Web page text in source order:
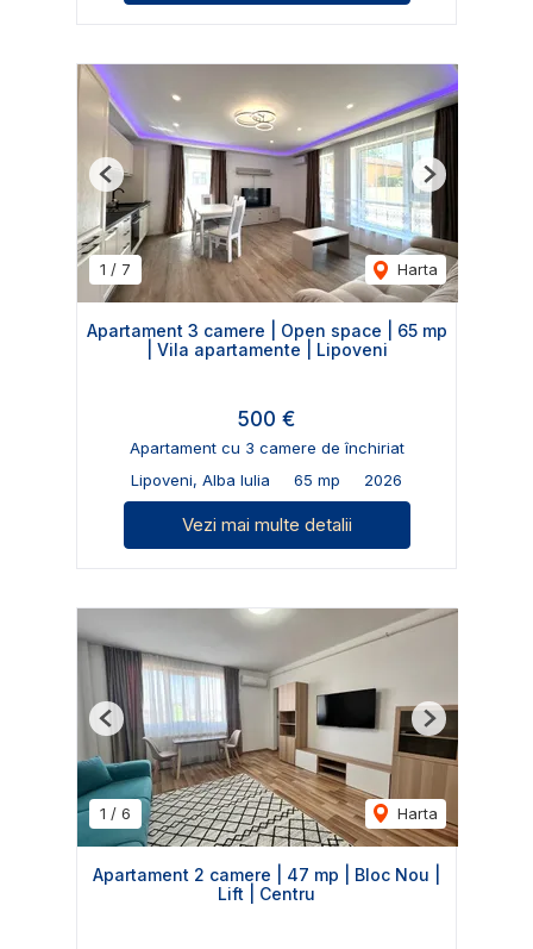
1 / 7 Harta
Previous Next
Apartament 3 camere | Open space | 65 mp
| Vila apartamente | Lipoveni
500 €
Apartament cu 3 camere de închiriat
Lipoveni, Alba Iulia
65 mp 2026
Vezi mai multe detalii
1 / 6 Harta
Previous Next
Apartament 2 camere | 47 mp | Bloc Nou |
Lift | Centru